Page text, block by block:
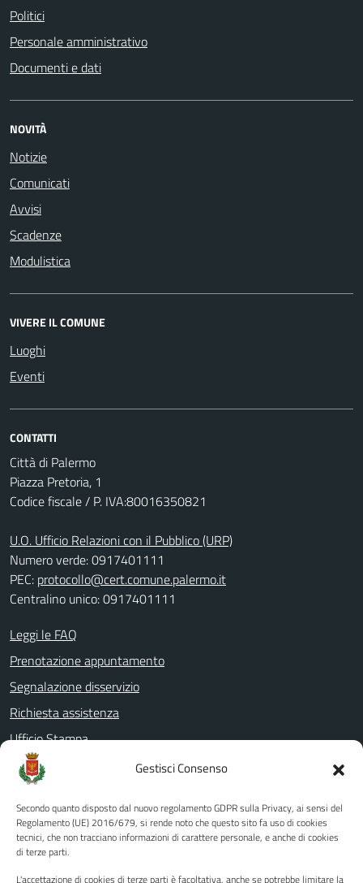
Gestisci Consenso
Secondo quanto disposto dal nuovo regolamento GDPR sulla Privacy, ai sensi del
Regolamento (UE) 2016/679, si rende noto che questo sito fa uso di cookies
tecnici, che non tracciano informazioni di carattere personale, e anche di cookies
di terze parti.
L'accettazione di cookies di terze parti è facoltativa, anche se potrebbe limitare la
Politici
Personale amministrativo
Documenti e dati
NOVITÀ
Notizie
Comunicati
Avvisi
Scadenze
Modulistica
VIVERE IL COMUNE
Luoghi
Eventi
CONTATTI
Città di Palermo
Piazza Pretoria, 1
Codice fiscale / P. IVA:80016350821
U.O. Ufficio Relazioni con il Pubblico (URP)
Numero verde: 0917401111
PEC: protocollo@cert.comune.palermo.it
Centralino unico: 0917401111
Leggi le FAQ
Prenotazione appuntamento
Segnalazione disservizio
Richiesta assistenza
Ufficio Stampa
Amministrazione Trasparente
Albo pretorio
Informativa privacy
Note legali